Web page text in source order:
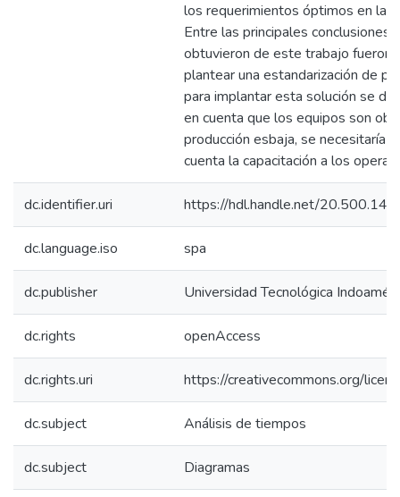
los requerimientos óptimos en la
Entre las principales conclusiones
obtuvieron de este trabajo fueron:
plantear una estandarización de
para implantar esta solución se
en cuenta que los equipos son
producción esbaja, se necesitaría
cuenta la capacitación a los
dc.identifier.uri https://hdl.handle.net/
dc.language.iso spa
dc.publisher Universidad Tecnológica
dc.rights openAccess
dc.rights.uri https://creativecommons.org/
dc.subject Análisis de tiempos
dc.subject Diagramas